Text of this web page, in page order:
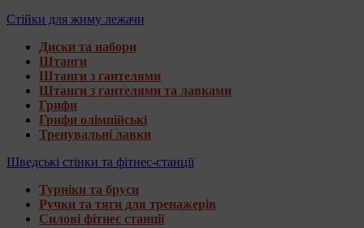
Стійки для жиму лежачи
Диски та набори
Штанги
Штанги з гантелями
Штанги з гантелями та лавками
Грифи
Грифи олімпійські
Тренувальні лавки
Шведські стінки та фітнес-станції
Турніки та бруси
Ручки та тяги для тренажерів
Силові фітнес станції